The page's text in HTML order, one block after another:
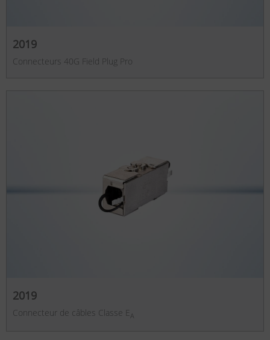
2019
Connecteurs 40G Field Plug Pro
2019
Connecteur de câbles Classe E A